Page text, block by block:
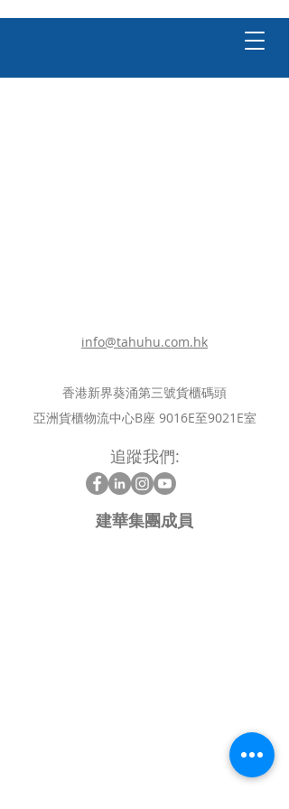
info@tahuhu.com.hk
香港新界葵涌第三號貨櫃碼頭
亞洲貨櫃物流中心B座 9016E至9021E室
追蹤我們:
建華集團成員